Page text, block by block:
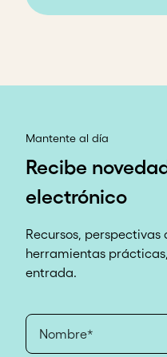
Mantente al día
Recibe
electrónico
Recursos,
herramientas
entrada.
Nombre*